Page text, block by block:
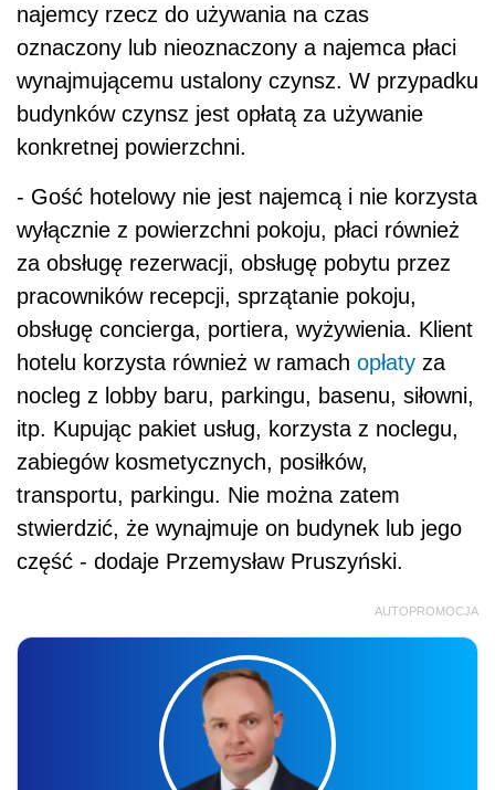
najemcy rzecz do używania na czas
oznaczony lub nieoznaczony a najemca płaci
wynajmującemu ustalony czynsz. W przypadku
budynków czynsz jest opłatą za używanie
konkretnej powierzchni.
- Gość hotelowy nie jest najemcą i nie korzysta
wyłącznie z powierzchni pokoju, płaci również
za obsługę rezerwacji, obsługę pobytu przez
pracowników recepcji, sprzątanie pokoju,
obsługę concierga, portiera, wyżywienia. Klient
hotelu korzysta również w ramach opłaty za
nocleg z lobby baru, parkingu, basenu, siłowni,
itp. Kupując pakiet usług, korzysta z noclegu,
zabiegów kosmetycznych, posiłków,
transportu, parkingu. Nie można zatem
stwierdzić, że wynajmuje on budynek lub jego
część - dodaje Przemysław Pruszyński.
AUTOPROMOCJA